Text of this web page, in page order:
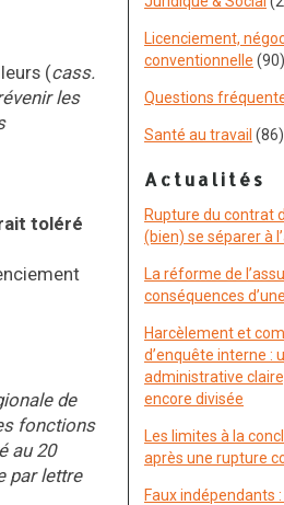
(cass.
les
toléré
de
fonctions
au 20
par lettre
Licenciement,
conventionnelle (90)
Questions
Santé au travail (86)
Actualités
Rupture du contrat
(bien) se séparer à
La réforme de
conséquences
Harcèlement et
d’enquête interne :
administrative
encore divisée
Les limites à la
après une rupture
Faux indépendants